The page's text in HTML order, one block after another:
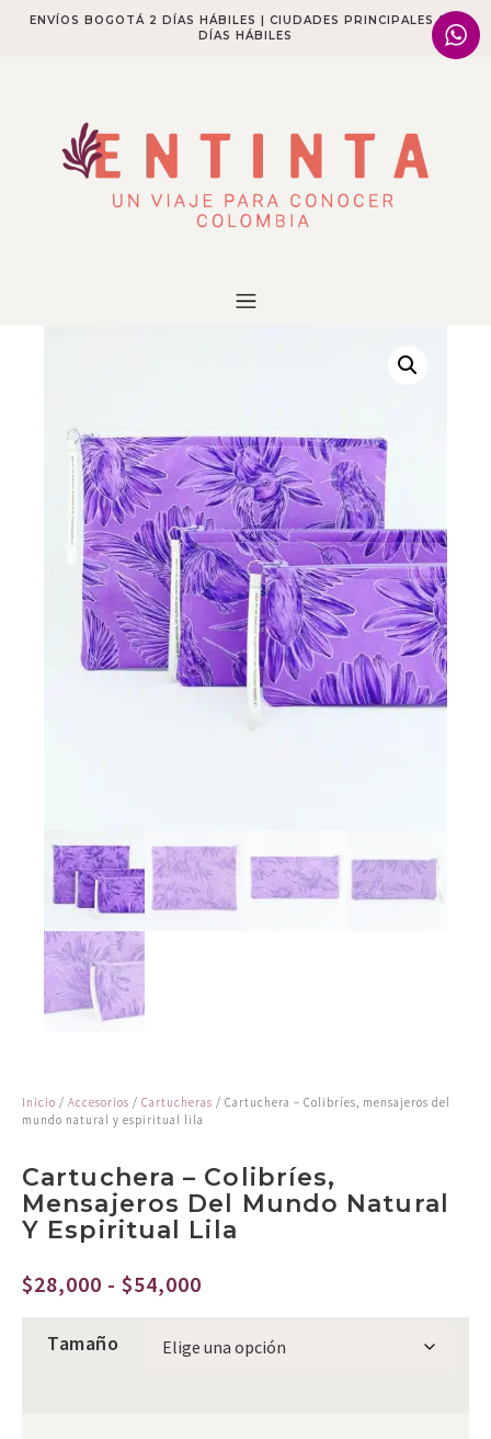
ENVÍOS BOGOTÁ 2 DÍAS HÁBILES | CIUDADES PRINCIPALES 2-4
DÍAS HÁBILES​
Inicio / Accesorios / Cartucheras / Cartuchera – Colibríes, mensajeros del
mundo natural y espiritual lila
Cartuchera – Colibríes,
Mensajeros Del Mundo Natural
Y Espiritual Lila
$28,000 - $54,000
Tamaño